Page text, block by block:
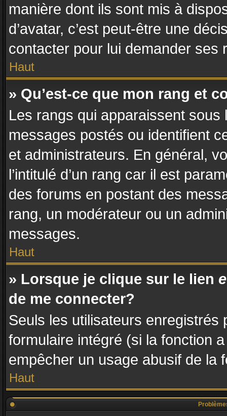
manière dont ils sont mis à
d’avatar, c’est peut-être une
contacter pour lui demander ses
Haut
» Qu’est-ce que mon rang et
Les rangs qui apparaissent sous
messages postés ou identifient
et administrateurs. En général,
l’intitulé d’un rang car il est
des forums en postant des
rang, un modérateur ou un
messages.
Haut
» Lorsque je clique sur le lien
de me connecter?
Seuls les utilisateurs enregistrés
formulaire intégré (si la fonction
empêcher un usage abusif de la
Haut